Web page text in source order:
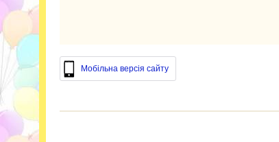
Мобільна версія сайту